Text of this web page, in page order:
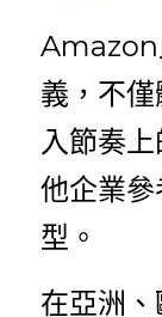
Amazon
義，不
入節奏
他企業
型。
在亞洲